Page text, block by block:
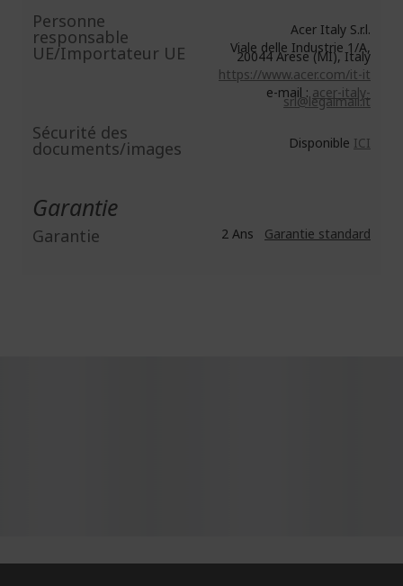
Personne
responsable
UE/Importateur UE
Acer Italy S.r.l.
Viale delle Industrie 1/A,
20044 Arese (MI), Italy
https://www.acer.com/it-it
e-mail :acer-italy-
srl@legalmail.it
Sécurité des
documents/images Disponible ICI
Garantie
Garantie 2 Ans Garantie standard